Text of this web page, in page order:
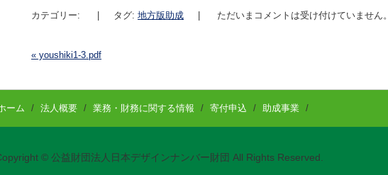
カテゴリー: | タグ: 地方版助成 | ただいまコメントは受け付けていません。
« youshiki1-3.pdf
ーム / 法人概要 / 業務・財務に関する情報 / 寄付申込 / 助成事業 /
© 公益財団法人日本デザインナンバー財団 All Rights Reserved.